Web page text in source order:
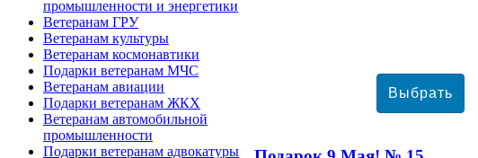
промышленности и энергетики
Ветеранам ГРУ
Ветеранам культуры
Ветеранам космонавтики
Подарки ветеранам МЧС
Ветеранам авиации
Подарки ветеранам ЖКХ
Ветеранам автомобильной
промышленности
Подарки ветеранам адвокатуры